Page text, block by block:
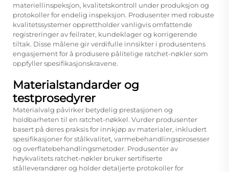
materiellinspeksjon, kvalitetskontroll under produksjon og
protokoller for endelig inspeksjon. Produsenter med robuste
kvalitetssystemer opprettholder vanligvis omfattende
registreringer av feilrater, kundeklager og korrigerende
tiltak. Disse målene gir verdifulle innsikter i produsentens
engasjement for å produsere pålitelige ratchet-nøkler som
oppfyller spesifikasjonskravene.
Materialstandarder og
testprosedyrer
Materialvalg påvirker betydelig prestasjonen og
holdbarheten til en ratchet-nøkkel. Vurder produsenter
basert på deres praksis for innkjøp av materialer, inkludert
spesifikasjoner for stålkvalitet, varmebehandlingsprosesser
og overflatebehandlingsmetoder. Produsenter av
høykvalitets ratchet-nøkler bruker sertifiserte
stålleverandører og holder detaljerte protokoller for